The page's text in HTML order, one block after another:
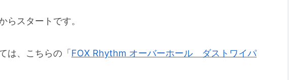
らスタートです。
は、こちらの「 FOX Rhythm オーバーホール ダストワイパ